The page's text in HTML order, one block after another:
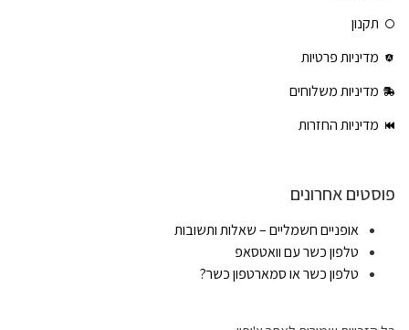
תקנון
מדיניות פרטיות
מדיניות משלוחים
מדיניות החזרות
פוסטים אחרונים
אופניים חשמליים – שאלות ותשובות
טלפון כשר עם וואטסאפ
טלפון כשר או סמארטפון כשר?